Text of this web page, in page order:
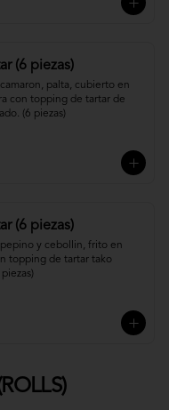
(6 piezas)
palta, cubierto en
con topping de tartar de
(6 piezas)
(6 piezas)
y cebollin, frito en
topping de tartar tako